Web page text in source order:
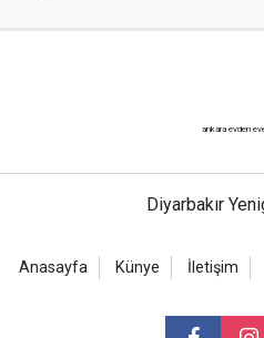
ankara evden
Diyarbakır
Anasayfa Künye İletişim